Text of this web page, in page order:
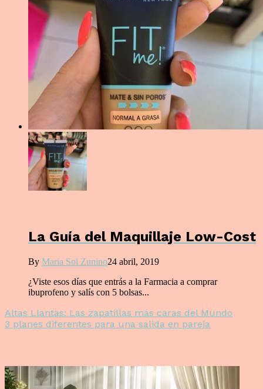
La Guía del Maquillaje Low-Cost
By Maria Sol Zunino24 abril, 2019
¿Viste esos días que entrás a la Farmacia a comprar
ibuprofeno y salís con 5 bolsas...
Altas Llantas: Las zapatillas más caras del Mundo
3 planes diferentes para una salida en pareja